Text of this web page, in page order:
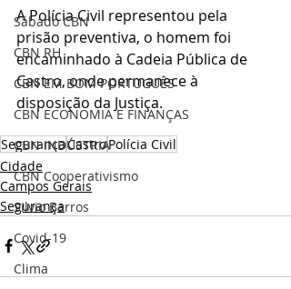
Sábado CBN
CBN RH
CBN EM BOM PORTUGUÊS
CBN ECONOMIA E FINANÇAS
CBN INDÚSTRIA
CBN Cooperativismo
Silvio Barros
Covid-19
Clima
A Polícia Civil representou pela
prisão preventiva, o homem foi
encaminhado à Cadeia Pública de
Castro, onde permanece à
disposição da Justiça.
SegurançaCastroPolícia Civil
Cidade
Campos Gerais
Segurança